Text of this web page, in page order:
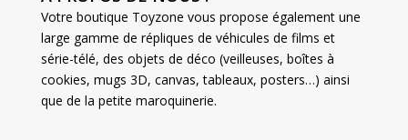
Votre boutique Toyzone vous propose également une
large gamme de répliques de véhicules de films et
série-télé, des objets de déco (veilleuses, boîtes à
cookies, mugs 3D, canvas, tableaux, posters…) ainsi
que de la petite maroquinerie.